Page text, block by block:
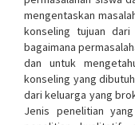
mengentaskan
konseling tujuan
bagaimana
dan untuk
konseling yang
dari keluarga yang
Jenis penelitian